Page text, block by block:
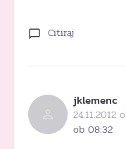
Citiraj
jklemenc
24.11.2012
ob 08:32